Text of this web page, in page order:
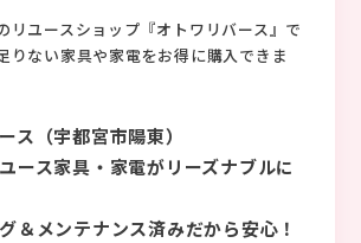
リユースショップ『オトワリバース』で
りない家具や家電をお得に購入できま
ス（宇都宮市陽東）
ース家具・家電がリーズナブルに
＆メンテナンス済みだから安心！